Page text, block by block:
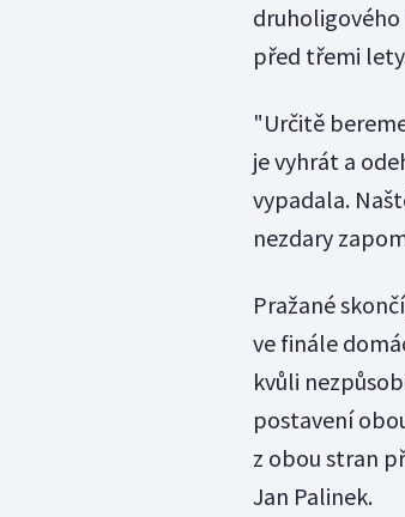
před třemi
"Určitě
je vyhrát a
vypadala.
nezdary
Pražané
ve finále
kvůli
postavení
z obou stran
Jan Palinek.